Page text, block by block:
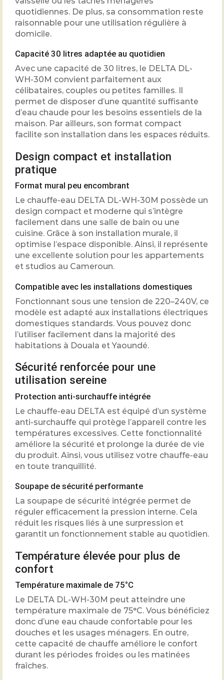
quotidiennes. De plus, sa consommation reste
raisonnable pour une utilisation régulière à
domicile.
Capacité 30 litres adaptée au quotidien
Avec une capacité de 30 litres, le DELTA DL-
WH-30M convient parfaitement aux
célibataires, couples ou petites familles. Il
permet de disposer d’une quantité suffisante
d’eau chaude pour les besoins essentiels de la
maison. Par ailleurs, son format compact
facilite son installation dans les espaces réduits.
Design compact et installation
pratique
Format mural peu encombrant
Le chauffe-eau DELTA DL-WH-30M possède un
design compact et moderne qui s’intègre
facilement dans une salle de bain ou une
cuisine. Grâce à son installation murale, il
optimise l’espace disponible. Ainsi, il représente
une excellente solution pour les appartements
et studios au Cameroun.
Compatible avec les installations domestiques
Fonctionnant sous une tension de 220–240V, ce
modèle est adapté aux installations électriques
domestiques standards. Vous pouvez donc
l’utiliser facilement dans la majorité des
habitations à Douala et Yaoundé.
Sécurité renforcée pour une
utilisation sereine
Protection anti-surchauffe intégrée
Le chauffe-eau DELTA est équipé d’un système
anti-surchauffe qui protège l’appareil contre les
températures excessives. Cette fonctionnalité
améliore la sécurité et prolonge la durée de vie
du produit. Ainsi, vous utilisez votre chauffe-eau
en toute tranquillité.
Soupape de sécurité performante
La soupape de sécurité intégrée permet de
réguler efficacement la pression interne. Cela
réduit les risques liés à une surpression et
garantit un fonctionnement stable au quotidien.
Température élevée pour plus de
confort
Température maximale de 75°C
Le DELTA DL-WH-30M peut atteindre une
température maximale de 75°C. Vous bénéficiez
donc d’une eau chaude confortable pour les
douches et les usages ménagers. En outre,
cette capacité de chauffe améliore le confort
durant les périodes froides ou les matinées
fraîches.